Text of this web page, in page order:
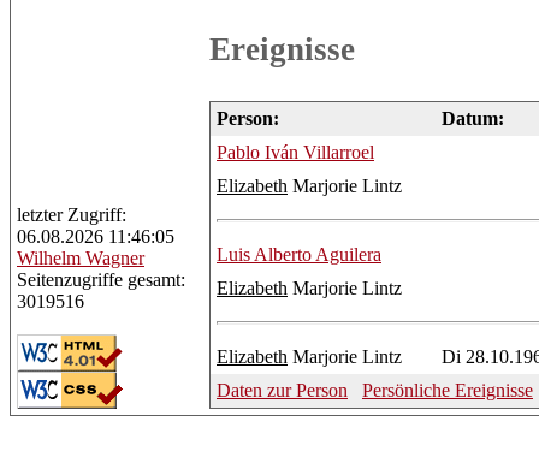
Ereignisse
Person:
Datum:
Pablo Iván Villarroel
Elizabeth Marjorie Lintz
Luis Alberto Aguilera
Elizabeth Marjorie Lintz
Elizabeth Marjorie Lintz
Di
Daten zur Person
Persönliche Ereignisse
letzter Zugriff:
06.08.2026 11:46:05
Wilhelm Wagner
Seitenzugriffe gesamt:
3019516